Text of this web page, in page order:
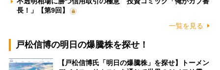
長！」【第9回】
一覧を見る
戸松信博の明日の爆騰株を探せ！
【戸松信博氏「明日の爆騰株」を探せ】トーメン